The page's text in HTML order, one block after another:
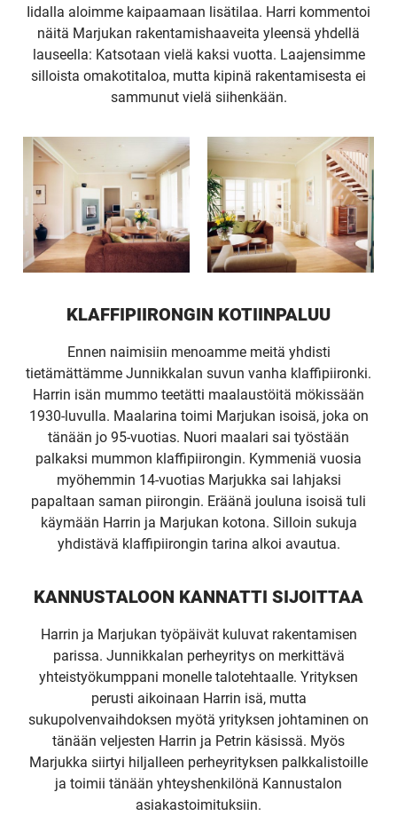
Iidalla aloimme kaipaamaan lisätilaa. Harri kommentoi
näitä Marjukan rakentamishaaveita yleensä yhdellä
lauseella: Katsotaan vielä kaksi vuotta. Laajensimme
silloista omakotitaloa, mutta kipinä rakentamisesta ei
sammunut vielä siihenkään.
KLAFFIPIIRONGIN KOTIINPALUU
Ennen naimisiin menoamme meitä yhdisti
tietämättämme Junnikkalan suvun vanha klaffipiironki.
Harrin isän mummo teetätti maalaustöitä mökissään
1930-luvulla. Maalarina toimi Marjukan isoisä, joka on
tänään jo 95-vuotias. Nuori maalari sai työstään
palkaksi mummon klaffipiirongin. Kymmeniä vuosia
myöhemmin 14-vuotias Marjukka sai lahjaksi
papaltaan saman piirongin. Eräänä jouluna isoisä tuli
käymään Harrin ja Marjukan kotona. Silloin sukuja
yhdistävä klaffipiirongin tarina alkoi avautua.
KANNUSTALOON KANNATTI SIJOITTAA
Harrin ja Marjukan työpäivät kuluvat rakentamisen
parissa. Junnikkalan perheyritys on merkittävä
yhteistyökumppani monelle talotehtaalle. Yrityksen
perusti aikoinaan Harrin isä, mutta
sukupolvenvaihdoksen myötä yrityksen johtaminen on
tänään veljesten Harrin ja Petrin käsissä. Myös
Marjukka siirtyi hiljalleen perheyrityksen palkkalistoille
ja toimii tänään yhteyshenkilönä Kannustalon
asiakastoimituksiin.